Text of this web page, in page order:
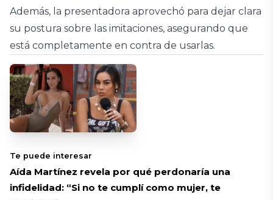
Además, la presentadora aprovechó para dejar clara
su postura sobre las imitaciones, asegurando que
está completamente en contra de usarlas.
Te puede interesar
Aída Martínez revela por qué perdonaría una
infidelidad: “Si no te cumplí como mujer, te